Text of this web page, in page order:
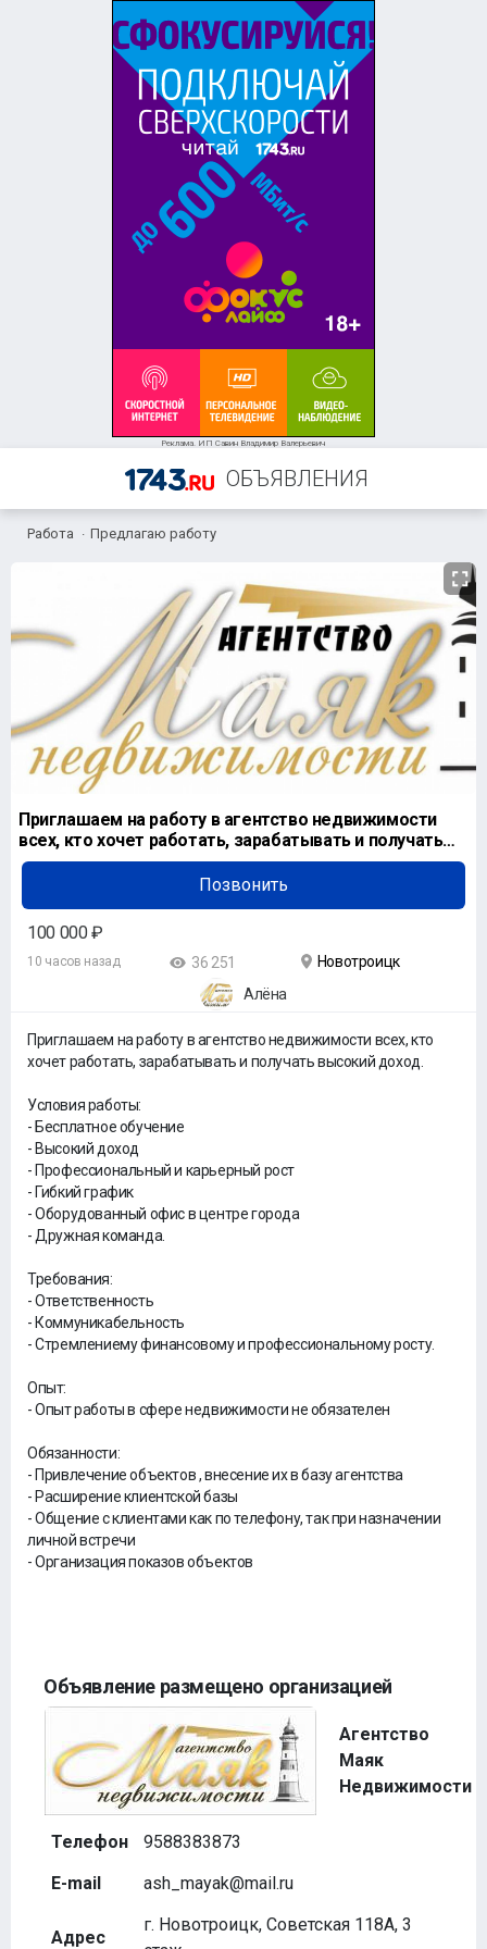
Реклама. ИП Савин Владимир Валерьевич
ОБЪЯВЛЕНИЯ
+7 (958) 838-38-73
Работа Предлагаю работу
Приглашаем на работу в агентство недвижимости
всех, кто хочет работать, зарабатывать и получать
высо
Позвонить
100 000 ₽
10 часов назад 36 251
Новотроицк
Алёна
Приглашаем на работу в агентство недвижимости всех, кто
хочет работать, зарабатывать и получать высокий доход.
Условия работы:
- Бесплатное обучение
- Высокий доход
- Профессиональный и карьерный рост
- Гибкий график
- Оборудованный офис в центре города
- Дружная команда.
Требования:
- Ответственность
- Коммуникабельность
- Стремлениему финансовому и профессиональному росту.
Опыт:
- Опыт работы в сфере недвижимости не обязателен
Обязанности:
- Привлечение объектов , внесение их в базу агентства
- Расширение клиентской базы
- Общение с клиентами как по телефону, так при назначении
личной встречи
- Организация показов объектов
Объявление размещено организацией
Агентство
Маяк
Недвижимости
Телефон
9588383873
E-mail
ash_mayak@mail.ru
Адрес
г. Новотроицк, Советская 118А, 3